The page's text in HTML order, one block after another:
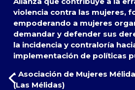
violencia contra las mujeres,
empoderando a mujeres
demandar y defender sus
la incidencia y contraloría
implementación de políticas
- Asociación de Mujeres
(Las Mélidas)